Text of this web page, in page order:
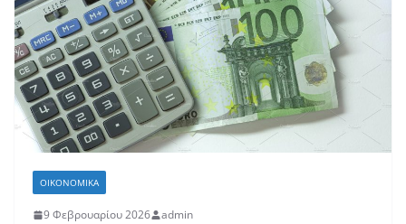
ΟΙΚΟΝΟΜΙΚΆ
9 Φεβρουαρίου 2026 admin